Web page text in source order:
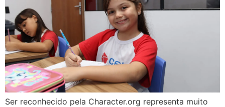
Ser reconhecido pela Character.org representa muito